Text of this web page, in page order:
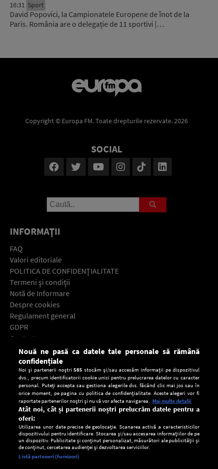
16:31 Sport
David Popovici, la Campionatele Europene de înot de la
Paris. România are o delegație de 11 sportivi |…
Copyright © Europa FM. Toate drepturile rezervate. 2026
SOCIAL
INFORMAŢII
FAQ
Valori editoriale
POLITICA DE CONFIDENŢIALITATE
Termeni şi condiţii
Notă de Informare
Despre cookies
Regulament general
GDPR
Contact
Descarcă gratuit aplicaţia Europa FM pentru smartphone:
Setări:
Nouă ne pasă ca datele tale personale să rămână
confidențiale
Noi și partenerii noștri585 stocăm și/sau accesăm informații pe dispozitivul
dvs., precum identificatorii cookie unici pentru prelucrarea datelor cu caracter
personal. Puteți accepta sau gestiona alegerile dvs. făcând clic mai jos sau în
orice moment, pe pagina cu politica de confidențialitate. Aceste alegeri vor fi
raportate partenerilor noștri și nu vă vor afecta navigarea. Mai multe detalii
Atât noi, cât și partenerii noștri prelucrăm datele pentru a
oferi:
Utilizarea unor date precise de geolocație. Scanarea activă a caracteristicilor
dispozitivului pentru identificare. Stocarea și/sau accesarea informațiilor de pe
un dispozitiv. Publicitate și conținut personalizat, măsurători ale publicității și
de conținut, cercetarea audienței și dezvoltarea serviciilor.
Listă parteneri (furnizori)